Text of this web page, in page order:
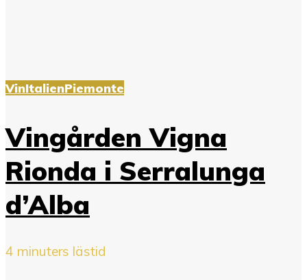
VinItalienPiemonte
Vingården Vigna
Rionda i Serralunga
d’Alba
4 minuters lästid